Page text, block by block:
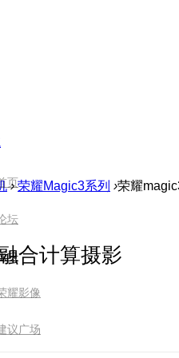
页
坛
块
耀影像
议广场
› 荣耀Magic3系列 ›荣耀
合计算摄影